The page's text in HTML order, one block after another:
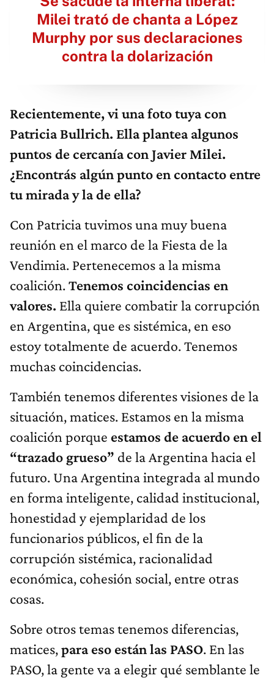
Milei trató de chanta a López
Murphy por sus declaraciones
contra la dolarización
Recientemente, vi una foto tuya con
Patricia Bullrich. Ella plantea algunos
puntos de cercanía con Javier Milei.
¿Encontrás algún punto en contacto entre
tu mirada y la de ella?
Con Patricia tuvimos una muy buena
reunión en el marco de la Fiesta de la
Vendimia. Pertenecemos a la misma
coalición.Tenemos coincidencias en
valores. Ella quiere combatir la corrupción
en Argentina, que es sistémica, en eso
estoy totalmente de acuerdo. Tenemos
muchas coincidencias.
También tenemos diferentes visiones de la
situación, matices. Estamos en la misma
coalición porque estamos de acuerdo en el
“trazado grueso” de la Argentina hacia el
futuro. Una Argentina integrada al mundo
en forma inteligente, calidad institucional,
honestidad y ejemplaridad de los
funcionarios públicos, el fin de la
corrupción sistémica, racionalidad
económica, cohesión social, entre otras
cosas.
Sobre otros temas tenemos diferencias,
matices,para eso están las PASO. En las
PASO, la gente va a elegir qué semblante le